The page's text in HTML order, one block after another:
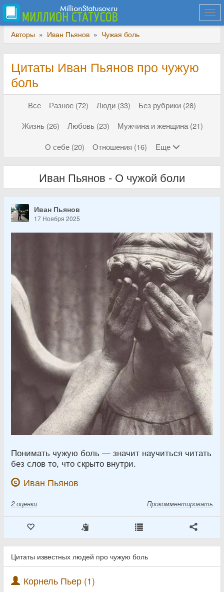
Авторы » Иван Пьянов » Чужая боль
Цитаты Иван Пьянов про чужую
боль
Все Разное (72) Люди (33)
Без рубрики (28)
Жизнь (26)
Любовь (23)
Мужчина и женщина (21)
О себе (20)
Отношения (16) Еще
Иван Пьянов - О чужой боли
Иван Пьянов
17 Ноября 2025
Понимать чужую боль — значит научиться читать
без слов то, что скрыто внутри.
Иван Пьянов
2 оценки Прокомментировать
Цитаты известных людей про чужую боль
Корнель Пьер (1)